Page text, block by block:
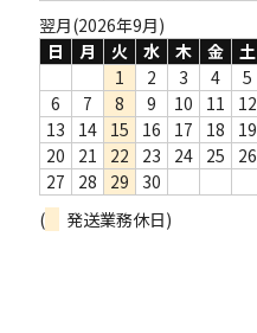
翌月(2026年9月)
日
月 火 水 木 金
土
1
2 3 4
5
6
7 8 9 10 11
12
13
14 15 16 17 18
19
20
21 22 23 24 25
26
27
28 29
30
(
発送業務休日)